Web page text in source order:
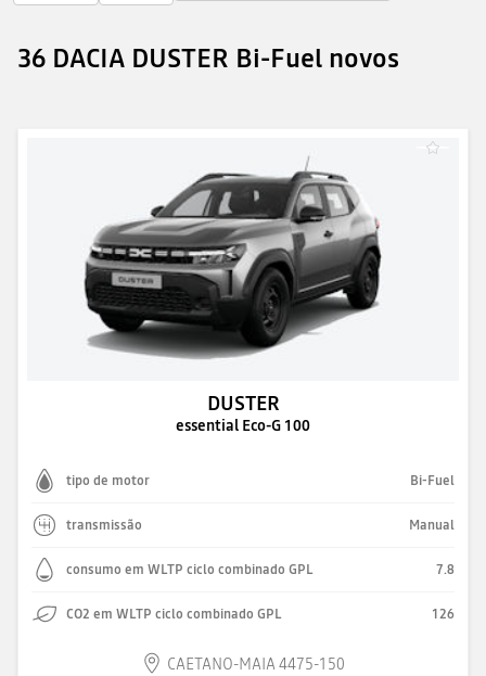
36 DACIA DUSTER Bi-Fuel novos
DUSTER
essential Eco-G 100
tipo de motor Bi-Fuel
transmissão Manual
consumo em WLTP ciclo combinado GPL 7.8
CO2 em WLTP ciclo combinado GPL 126
CAETANO-MAIA 4475-150